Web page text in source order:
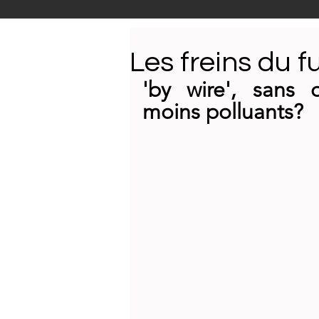
Technologie Visites
Les freins du
'by wire', sans
moins polluants?